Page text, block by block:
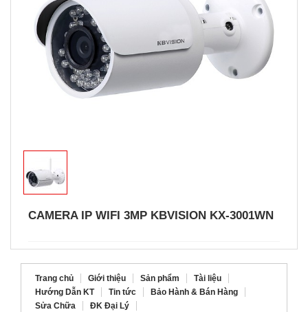
CAMERA IP WIFI 3MP KBVISION KX-3001WN
Trang chủ Giới thiệu Sản phẩm
Tài liệu
Hướng Dẫn KT
Tin tức
Bảo Hành & Bán Hàng
Sửa Chữa
ĐK Đại Lý